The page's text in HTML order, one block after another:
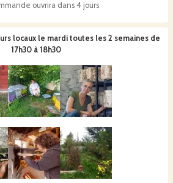
ouvrira dans 4 jours
locaux le mardi toutes les 2 semaines de
17h30 à 18h30